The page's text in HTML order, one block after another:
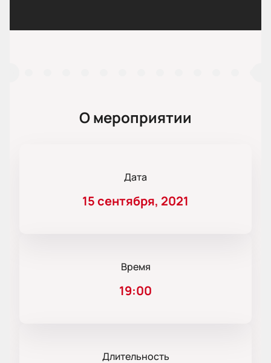
О мероприятии
Дата
15 сентября, 2021
Время
19:00
Длительность